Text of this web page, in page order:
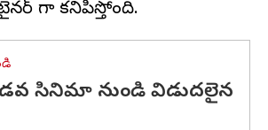
సినిమా నుండి విడుదలైన